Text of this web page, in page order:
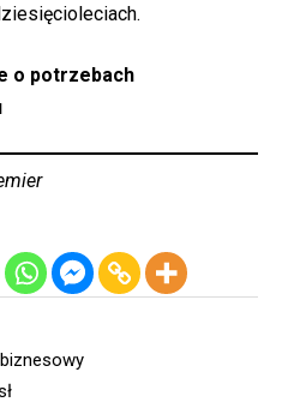
o potrzebach